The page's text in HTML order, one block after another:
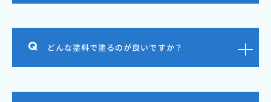
どんな塗料で塗るのが良いですか？